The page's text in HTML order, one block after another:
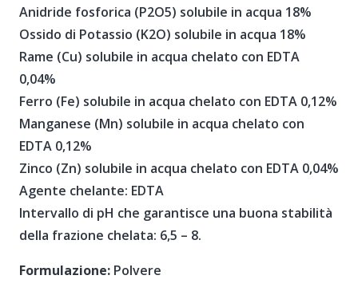
Anidride fosforica (P2O5) solubile in acqua 18%
Ossido di Potassio (K2O) solubile in acqua 18%
Rame (Cu) solubile in acqua chelato con EDTA
0,04%
Ferro (Fe) solubile in acqua chelato con EDTA 0,12%
Manganese (Mn) solubile in acqua chelato con
EDTA 0,12%
Zinco (Zn) solubile in acqua chelato con EDTA 0,04%
Agente chelante: EDTA
Intervallo di pH che garantisce una buona stabilità
della frazione chelata: 6,5 – 8.
Formulazione: Polvere